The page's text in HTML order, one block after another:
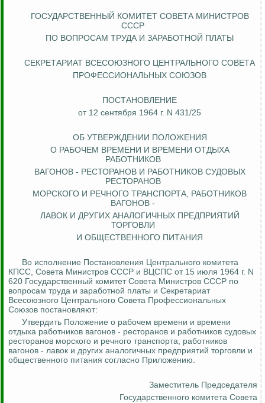
ГОСУДАРСТВЕННЫЙ КОМИТЕТ СОВЕТА МИНИСТРОВ
СССР
ПО ВОПРОСАМ ТРУДА И ЗАРАБОТНОЙ ПЛАТЫ
СЕКРЕТАРИАТ ВСЕСОЮЗНОГО ЦЕНТРАЛЬНОГО СОВЕТА
ПРОФЕССИОНАЛЬНЫХ СОЮЗОВ
ПОСТАНОВЛЕНИЕ
от 12 сентября 1964 г. N 431/25
ОБ УТВЕРЖДЕНИИ ПОЛОЖЕНИЯ
О РАБОЧЕМ ВРЕМЕНИ И ВРЕМЕНИ ОТДЫХА
РАБОТНИКОВ
ВАГОНОВ - РЕСТОРАНОВ И РАБОТНИКОВ СУДОВЫХ
РЕСТОРАНОВ
МОРСКОГО И РЕЧНОГО ТРАНСПОРТА, РАБОТНИКОВ
ВАГОНОВ -
ЛАВОК И ДРУГИХ АНАЛОГИЧНЫХ ПРЕДПРИЯТИЙ
ТОРГОВЛИ
И ОБЩЕСТВЕННОГО ПИТАНИЯ
Во исполнение Постановления Центрального комитета
КПСС, Совета Министров СССР и ВЦСПС от 15 июля 1964 г. N
620 Государственный комитет Совета Министров СССР по
вопросам труда и заработной платы и Секретариат
Всесоюзного Центрального Совета Профессиональных
Союзов постановляют:
Утвердить Положение о рабочем времени и времени
отдыха работников вагонов - ресторанов и работников судовых
ресторанов морского и речного транспорта, работников
вагонов - лавок и других аналогичных предприятий торговли и
общественного питания согласно Приложению.
Заместитель Председателя
Государственного комитета Совета